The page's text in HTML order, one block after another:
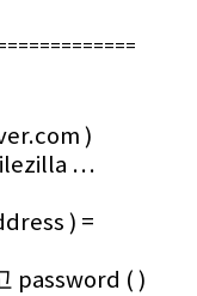
)
…
) =
password ( )